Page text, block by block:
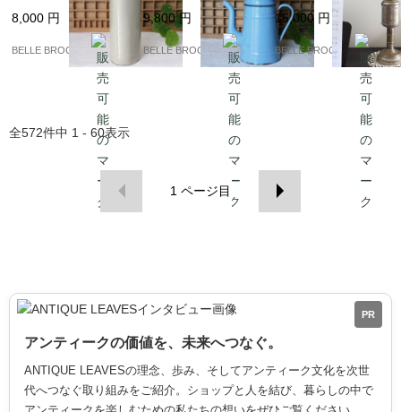
ティーク陶器瓶｜フラ
ンス発送（到着まで2-3
8,000 円
BELLE BROCANTE
ポット【シャビーシッ
クなブルー】｜フラン
ス発送（到着まで2-3週
間）
9,800円
BELLE BROCANTE
Pigeon (ランプ・ピジ
ョン)｜フランス発送
（到着まで2-3週間）
15,000 円
BELLE BROCANTE
全572件中 1 - 60表示
1 ページ目
PR
アンティークの価値を、未来へつなぐ。
ANTIQUE LEAVESの理念、歩み、そしてアンティーク文化を次世
代へつなぐ取り組みをご紹介。ショップと人を結び、暮らしの中で